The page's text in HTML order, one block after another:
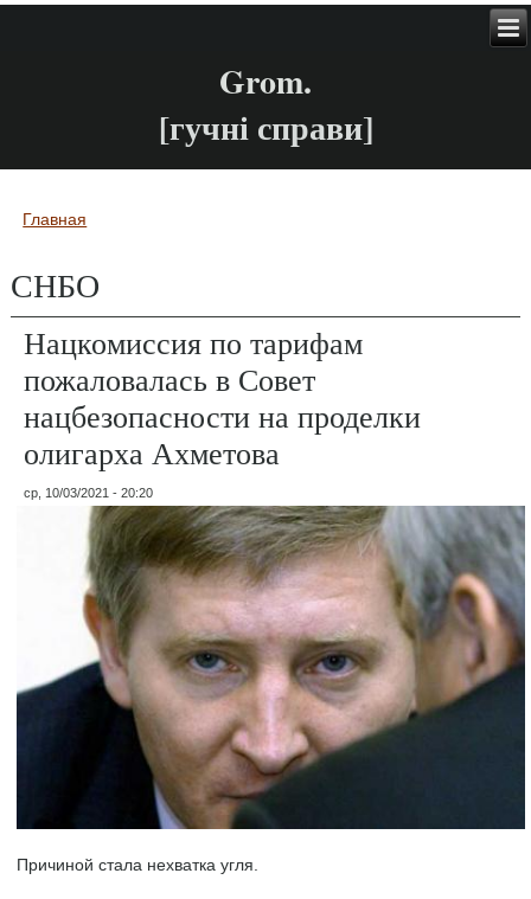
Grom.
[гучні справи]
Вы здесь
Главная
СНБО
Нацкомиссия по тарифам
пожаловалась в Совет
нацбезопасности на проделки
олигарха Ахметова
ср, 10/03/2021 - 20:20
Причиной стала нехватка угля.